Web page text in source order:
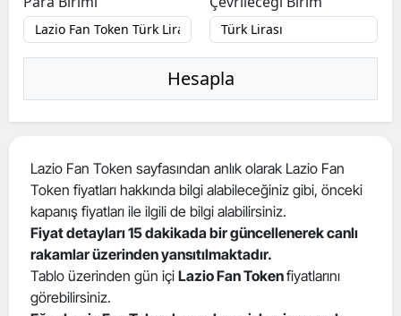
Hesapla
Lazio Fan Token sayfasından anlık olarak Lazio Fan
Token fiyatları hakkında bilgi alabileceğiniz gibi, önceki
kapanış fiyatları ile ilgili de bilgi alabilirsiniz.
Fiyat detayları 15 dakikada bir güncellenerek canlı
rakamlar üzerinden yansıtılmaktadır.
Tablo üzerinden gün içi Lazio Fan Tokenfiyatlarını
görebilirsiniz.